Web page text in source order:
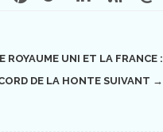
ROYAUME UNI ET LA FRANCE :
DE LA HONTESUIVANT →